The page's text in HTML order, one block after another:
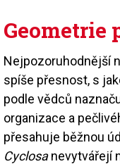
Geometrie
Nejpozoruhodnější
spíše přesnost, s
podle vědců
organizace a
přesahuje běžnou
Cyclosanevytvářejí